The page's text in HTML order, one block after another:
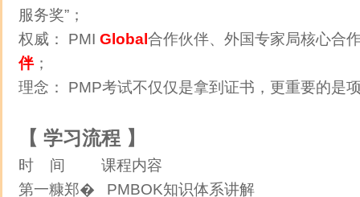
服务奖”；
权威： PMI Global 合作伙伴、外国专家局核心合
伴；
理念： PMP考试不仅仅是拿到证书，更重要的是
【 学习流程 】
时 间 课程内容
第一糠郑� PMBOK知识体系讲解